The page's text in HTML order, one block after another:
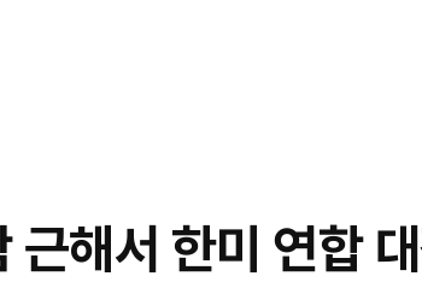
해서 한미 연합